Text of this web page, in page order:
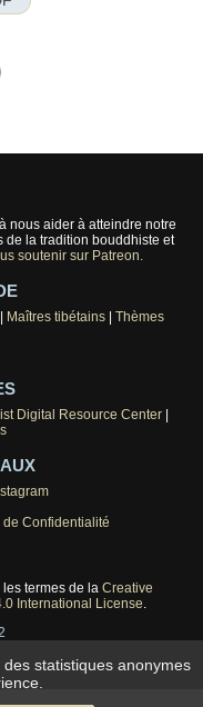
nous aider à atteindre notre
la tradition bouddhiste et
soutenir sur Patreon.
Maîtres tibétains| Thèmes
Digital Resource Center|
de Confidentialité
termes de la Creative
International License.
statistiques anonymes